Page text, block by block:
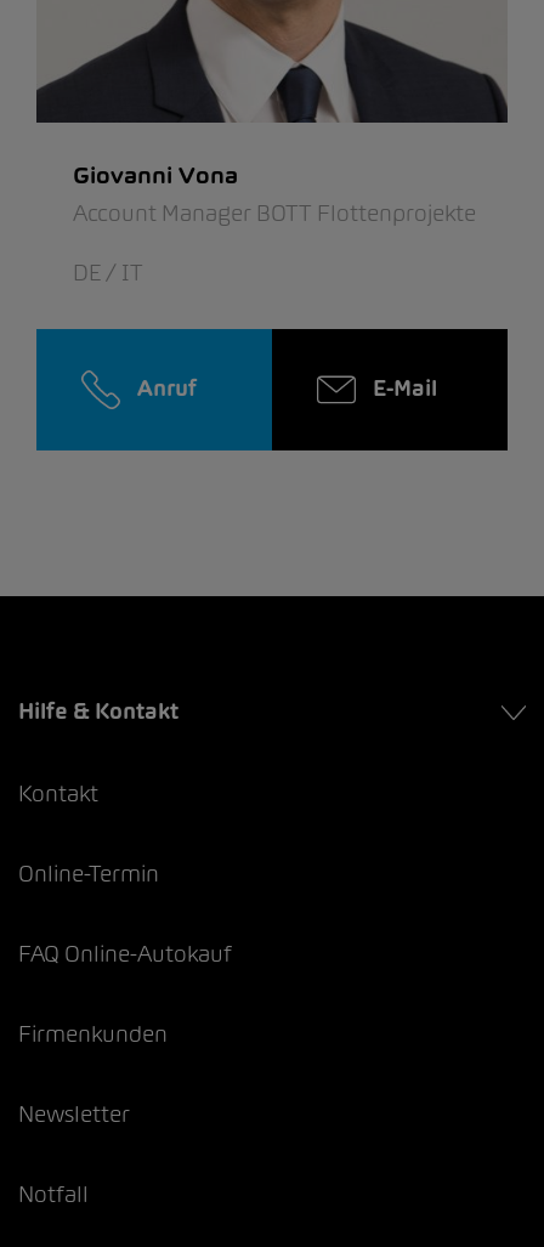
Giovanni Vona
Account Manager BOTT Flottenprojekte
DE / IT
Anruf E-Mail
Hilfe & Kontakt
Kontakt
Online-Termin
FAQ Online-Autokauf
Firmenkunden
Newsletter
Notfall